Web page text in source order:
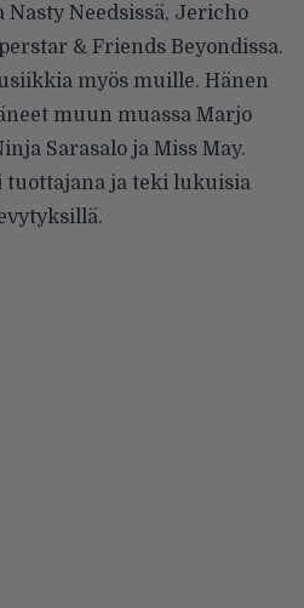
Needsissä, Jericho
& Friends Beyondissa.
myös muille. Hänen
muun muassa Marjo
Sarasalo ja Miss May.
tuottajana ja teki lukuisia